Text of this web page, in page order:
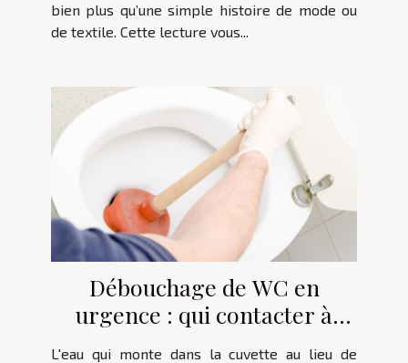
bien plus qu’une simple histoire de mode ou
de textile. Cette lecture vous...
Débouchage de WC en
urgence : qui contacter à
Strasbourg ?
L'eau qui monte dans la cuvette au lieu de